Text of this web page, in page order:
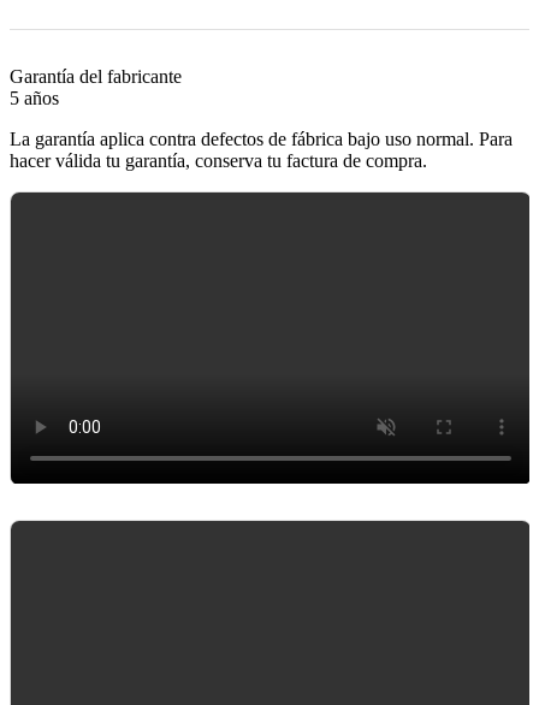
Garantía del fabricante
5 años
La garantía aplica contra defectos de fábrica bajo uso normal. Para
hacer válida tu garantía, conserva tu factura de compra.